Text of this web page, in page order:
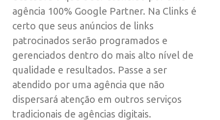
agência 100% Google Partner. Na Clinks é
certo que seus anúncios de links
patrocinados serão programados e
gerenciados dentro do mais alto nível de
qualidade e resultados. Passe a ser
atendido por uma agência que não
dispersará atenção em outros serviços
tradicionais de agências digitais.